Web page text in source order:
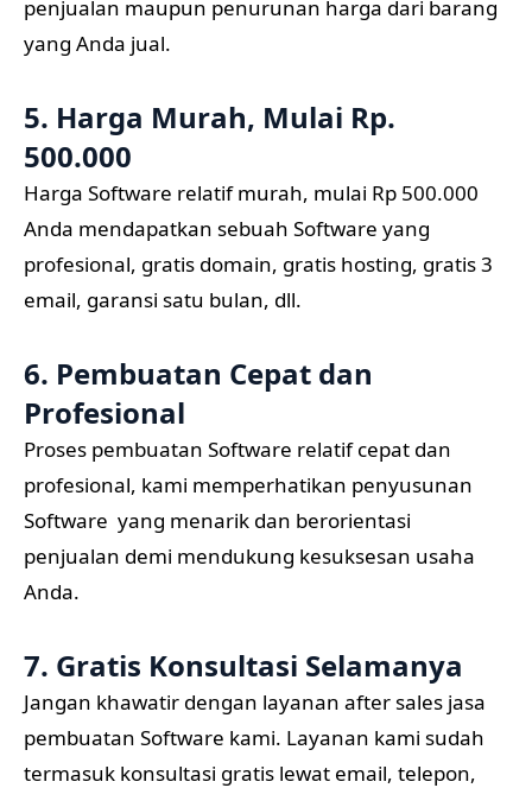
penjualan maupun penurunan harga dari barang
yang Anda jual.
5. Harga Murah, Mulai Rp.
500.000
Harga Software relatif murah, mulai Rp 500.000
Anda mendapatkan sebuah Software yang
profesional, gratis domain, gratis hosting, gratis 3
email, garansi satu bulan, dll.
6. Pembuatan Cepat dan
Profesional
Proses pembuatan Software relatif cepat dan
profesional, kami memperhatikan penyusunan
Software yang menarik dan berorientasi
penjualan demi mendukung kesuksesan usaha
Anda.
7. Gratis Konsultasi Selamanya
Jangan khawatir dengan layanan after sales jasa
pembuatan Software kami. Layanan kami sudah
termasuk konsultasi gratis lewat email, telepon,